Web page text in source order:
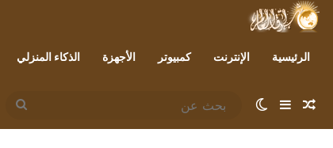
الرئيسية الإنترنت كمبيوتر الأجهزة الذكاء المنزلي
مقال عشوائي
إضافة عمود جانبي
الوضع المظلم
بحث
عن